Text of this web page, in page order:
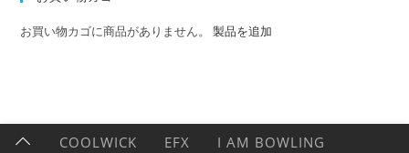
お買い物カゴに商品がありません。製品を追加
COOLWICK EFX
I AM BOWLING